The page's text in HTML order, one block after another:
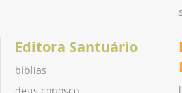
Editora Santuário
bíblias